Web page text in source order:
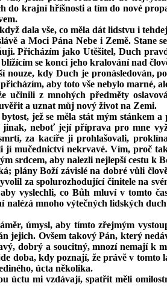
do krajní hříšnosti a tím do nové
dala vše, co měla dát lidstvu i
a Moci Pána Nebe i Země.
Přicházím jako Utěšitel, Duch
se konci jeho kralování nad
nouze, kdy Duch je pronásledován,
aby toto vše nebylo marné,
učinili z mnohých předměty
a uznat můj nový život na Zemi.
jež se měla stát mým stánkem
jinak, neboť její příprava pro mne
za kacíře ji prohlašovali,
mučednictví nekrvavé. Vím, proč
srdcem, aby nalezli nejlepší cestu k
plány Boží závislé na dobré vůli
za spolurozhodující činitele na
vyslechli, co Bůh mluví v tomto
nalézá mnoho výtečných lidských
úmysl, aby tímto zřejmým
jejich. Ovšem takový Pán, který
dobrý a soucitný, mnozí nemají k
doba, kdy poznají, že právě v tomto
úcta několika.
úctu mi vzdávají, spatřit měli